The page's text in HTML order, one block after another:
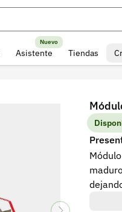
Asistente
Nuevo
Tiendas